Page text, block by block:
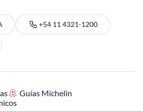
+54 11 4321-1200
Guías Michelin